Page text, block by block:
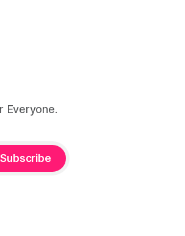
Everyone.
Subscribe